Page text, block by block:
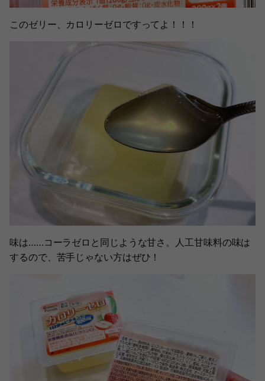
このゼリー、カロリーゼロですってよ！！！
味は……コーラゼロと同じような甘さ。人工甘味料の味は
するので、苦手じゃない方はぜひ！